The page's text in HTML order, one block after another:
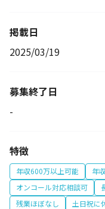
掲載日
2025/03/19
募集終了日
-
特徴
年収600万以上可能 年
オンコール対応相談可
残業ほぼなし
土日祝に